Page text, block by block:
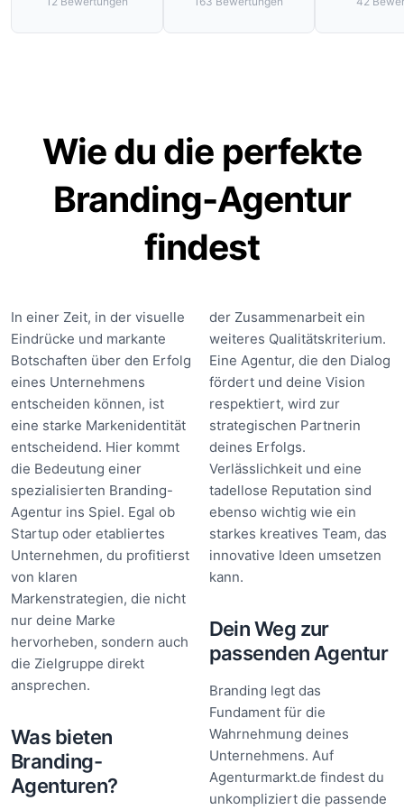
Wie du die perfekte
Branding-Agentur
findest
In einer Zeit, in der visuelle
Eindrücke und markante
Botschaften über den Erfolg
eines Unternehmens
entscheiden können, ist
eine starke Markenidentität
entscheidend. Hier kommt
die Bedeutung einer
spezialisierten Branding-
Agentur ins Spiel. Egal ob
Startup oder etabliertes
Unternehmen, du profitierst
von klaren
Markenstrategien, die nicht
nur deine Marke
hervorheben, sondern auch
die Zielgruppe direkt
ansprechen.
Was bieten
Branding-
Agenturen?
der Zusammenarbeit ein
weiteres Qualitätskriterium.
Eine Agentur, die den Dialog
fördert und deine Vision
respektiert, wird zur
strategischen Partnerin
deines Erfolgs.
Verlässlichkeit und eine
tadellose Reputation sind
ebenso wichtig wie ein
starkes kreatives Team, das
innovative Ideen umsetzen
kann.
Dein Weg zur
passenden Agentur
Branding legt das
Fundament für die
Wahrnehmung deines
Unternehmens. Auf
Agenturmarkt.de findest du
unkompliziert die passende